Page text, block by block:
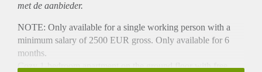
met de aanbieder.
NOTE: Only available for a single working person with a
minimum salary of 2500 EUR gross. Only available for 6
months.
Cozy 1-bedroom apartment on the ground floor with free